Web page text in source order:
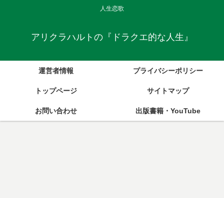
人生恋歌
アリクラハルトの『ドラクエ的な人生』
運営者情報 プライバシーポリシー
トップページ サイトマップ
お問い合わせ 出版書籍・YouTube